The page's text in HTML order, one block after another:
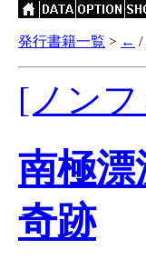
発行書籍一覧 > ← /
[ノン
南極
奇跡